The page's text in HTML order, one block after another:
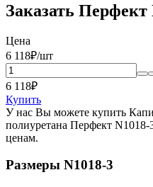
Заказать Перфект
Цена
6 118₽/шт
6 118₽
Купить
У нас Вы можете купить
полиуретана Перфект
ценам.
Размеры N1018-3